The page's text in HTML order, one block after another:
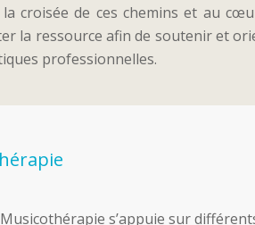
la croisée de ces chemins et au
la ressource afin de soutenir et
professionnelles.
s’appuie sur